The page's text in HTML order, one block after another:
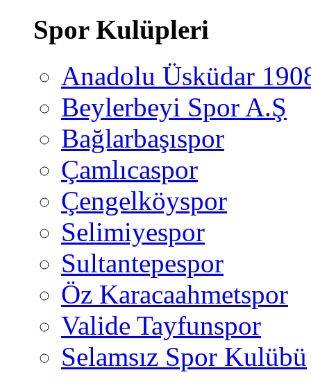
Spor Kulüpleri
Anadolu Üsküdar
Beylerbeyi Spor A.Ş
Bağlarbaşıspor
Çamlıcaspor
Çengelköyspor
Selimiyespor
Sultantepespor
Öz Karacaahmetspor
Valide Tayfunspor
Selamsız Spor Kulübü